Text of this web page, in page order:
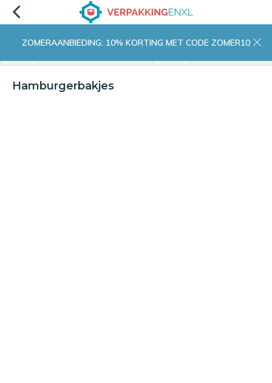
ZOMERAANBIEDING: 10% KORTING MET CODE ZOMER10
Hamburgerbakjes